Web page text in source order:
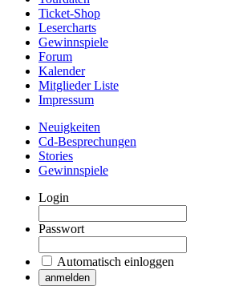
Ticket-Shop
Lesercharts
Gewinnspiele
Forum
Kalender
Mitglieder Liste
Impressum
Neuigkeiten
Cd-Besprechungen
Stories
Gewinnspiele
Login
Passwort
Automatisch einloggen